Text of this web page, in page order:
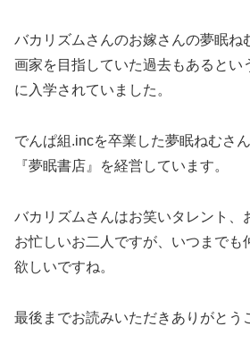
バカリズムさんのお嫁さんの夢眠ね
画家を目指していた過去もあるとい
に入学されていました。
でんぱ組.incを卒業した夢眠ねむさ
『夢眠書店』を経営しています。
バカリズムさんはお笑いタレント、
お忙しいお二人ですが、いつまでも
欲しいですね。
最後までお読みいただきありがとう